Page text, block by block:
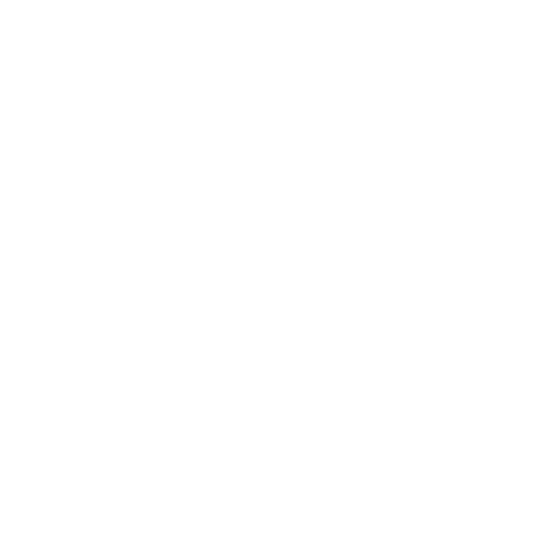
sada pro výrobu velkých dekorací.